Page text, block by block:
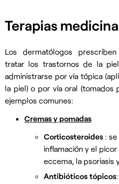
Terapias
Los dermatólogos
tratar los trastornos de la
administrarse por vía tópica
la piel) o por vía oral (tomados
ejemplos comunes:
Cremas y pomadas
Corticosteroides :
inflamación y el
eccema, la psoriasis
Antibióticos tópicos